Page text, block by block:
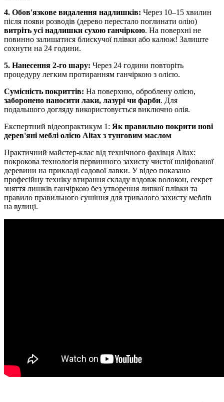
4. Обов'язкове видалення надлишків: Через 10–15 хвилин
після появи розводів (дерево перестало поглинати олію)
витріть усі надлишки сухою ганчіркою. На поверхні не
повинно залишатися блискучої плівки або калюж! Залиште
сохнути на 24 години.
5. Нанесення 2-го шару: Через 24 години повторіть
процедуру легким протиранням ганчіркою з олією.
Сумісність покриттів: На поверхню, оброблену олією,
заборонено наносити лаки, лазурі чи фарби. Для
подальшого догляду використовується виключно олія.
Експертний відеопрактикум 1: Як правильно покрити нові
дерев'яні меблі олією Altax з тунговим маслом
Практичний майстер-клас від технічного фахівця Altax:
покрокова технологія первинного захисту чистої шліфованої
деревини на прикладі садової лавки. У відео показано
професійну техніку втирання складу вздовж волокон, секрет
зняття лишків ганчіркою без утворення липкої плівки та
правило правильного сушіння для тривалого захисту меблів
на вулиці.